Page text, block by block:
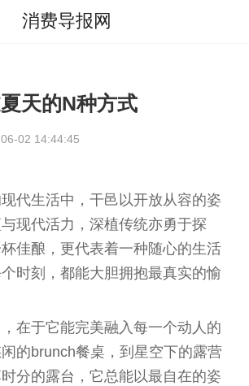
消费导报网
天的N种方式
02 14:44:45
代生活中，干邑以开放从容的姿
现代活力，深植传统亦勇于探
佳酿，更代表着一种随心的生活
时刻，都能大胆拥抱最真实的愉
在于它能完美融入每一个动人的
的brunch餐桌，到星空下的露营
分的露台 ，它总能以最自在的姿